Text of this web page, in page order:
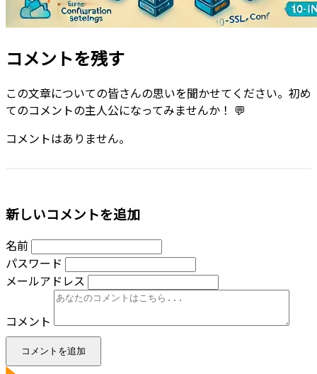
コメントを残す
この文章についての皆さんの思いを聞かせてください。初め
てのコメントの主人公になってみませんか！ 💬
コメントはありません。
新しいコメントを追加
名前
パスワード
メールアドレス
コメント
コメントを追加